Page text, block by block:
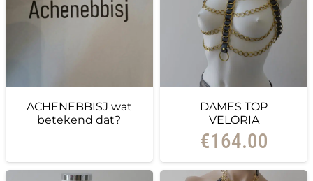
ACHENEBBISJ wat
betekend dat?
DAMES TOP
VELORIA
€164.00